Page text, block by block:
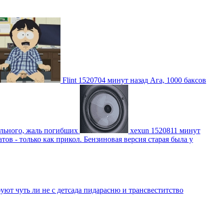
Flint 1520704 минут назад Ага, 1000 баксов
жаль погибших xexun 1520811 минут
- только как прикол. Бензиновая версия старая была у
чуть ли не с детсада пидарасню и трансвеститство